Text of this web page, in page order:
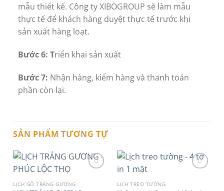
mẫu thiết kế. Công ty XIBOGROUP sẽ làm mẫu
thực tế để khách hàng duyệt thực tế trước khi
sản xuất hàng loạt.
Bước 6: Triển khai sản xuất
Bước 7: Nhận hàng, kiểm hàng và thanh toán
phần còn lại.
SẢN PHẨM TƯƠNG TỰ
LỊCH GỖ TRÁNG GƯƠNG LỊCH TREO TƯỜNG